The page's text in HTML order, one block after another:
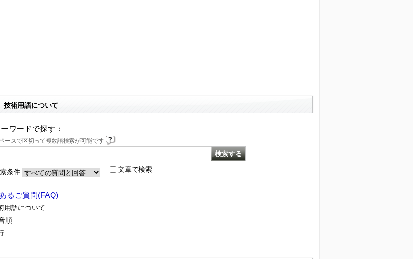
技術用語について
ワードで探す：
ースで区切って複数語検索が可能です
条件 文章で検索
るご質問(FAQ)
用語について
順